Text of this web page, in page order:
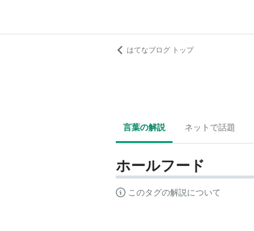
はてなブログ トップ
言葉の解説 ネットで話題
ホールフード
このタグの解説について